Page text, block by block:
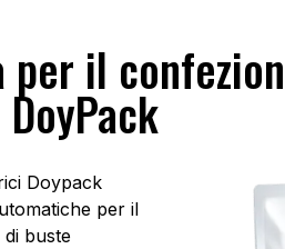
per il
Doypack
per il
buste